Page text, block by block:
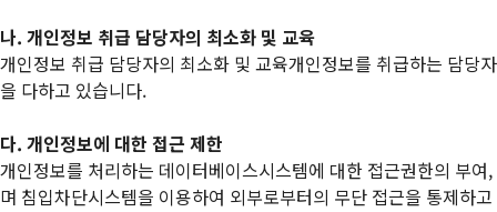
나. 개인정보 취급 담당자의 최소화 및 교육
개인정보 취급 담당자의 최소화 및 교육개인정보를 취급하는 담당
을 다하고 있습니다.
다. 개인정보에 대한 접근 제한
개인정보를 처리하는 데이터베이스시스템에 대한 접근권한의 부
며 침입차단시스템을 이용하여 외부로부터의 무단 접근을 통제하